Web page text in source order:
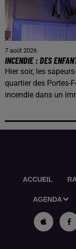
7 août 2026
INCENDIE : DES
Hier soir, les
quartier des Portes-
incendie dans un
ACCUEIL
AGENDA